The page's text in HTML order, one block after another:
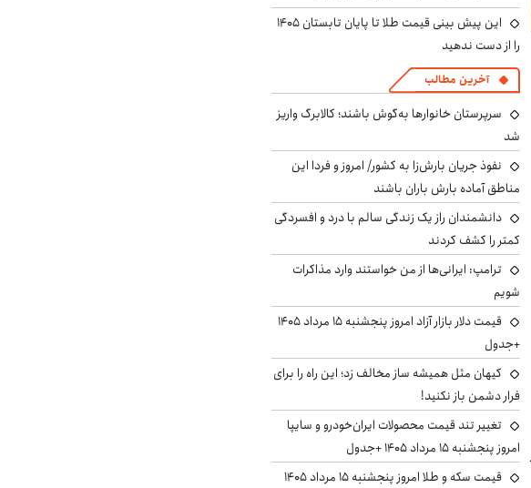
این پیش بینی قیمت طلا تا پایان تابستان ۱۴۰۵
را از دست ندهید
آخرین مطالب
سرپرستان خانوارها به‌گوش باشند؛ کالابرگ واریز
شد
نفوذ جریان بارش‌زا به کشور/ امروز و فردا این
مناطق آماده بارش باران باشند
دانشمندان راز یک زندگی سالم با درد و افسردگی
کمتر را کشف کردند
ترامپ: ایرانی‌ها از من خواستند وارد مذاکرات
شویم
قیمت دلار بازار آزاد امروز پنجشنبه ۱۵ مرداد ۱۴۰۵
+جدول
کیهان مثل همیشه ساز مخالف زد؛ این راه را برای
فرار دشمن باز نکنید!
تغییر تند قیمت محصولات ایران‌خودرو و سایپا
امروز پنجشنبه ۱۵ مرداد ۱۴۰۵ +جدول
قیمت سکه و طلا امروز پنجشنبه ۱۵ مرداد ۱۴۰۵